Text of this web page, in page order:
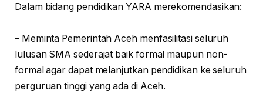
Dalam bidang pendidikan YARA merekomendasikan:
– Meminta Pemerintah Aceh menfasilitasi seluruh
lulusan SMA sederajat baik formal maupun non-
formal agar dapat melanjutkan pendidikan ke seluruh
perguruan tinggi yang ada di Aceh.